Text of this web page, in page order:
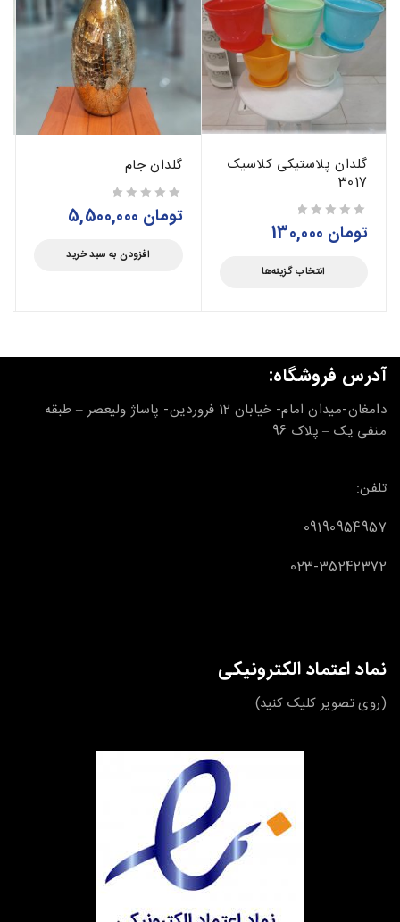
گلدان پلاستیکی کلاسیک
3017
تومان
انتخاب گزینه‌ها
گلدان جام
تومان
افزودن به سبد خرید
آدرس فروشگاه:
دامغان-میدان امام- خیابان 12 فروردین- پاساژ ولیعصر – طبقه
منفی یک – پلاک 96
تلفن:
09190954957
023-35242372
نماد اعتماد الکترونیکی
(روی تصویر کلیک کنید)